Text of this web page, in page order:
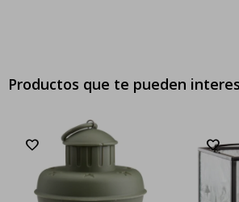
Productos que te pueden